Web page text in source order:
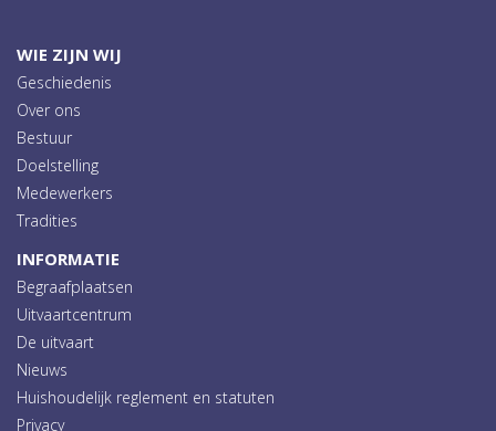
WIE ZIJN WIJ
Geschiedenis
Over ons
Bestuur
Doelstelling
Medewerkers
Tradities
INFORMATIE
Begraafplaatsen
Uitvaartcentrum
De uitvaart
Nieuws
Huishoudelijk reglement en statuten
Privacy